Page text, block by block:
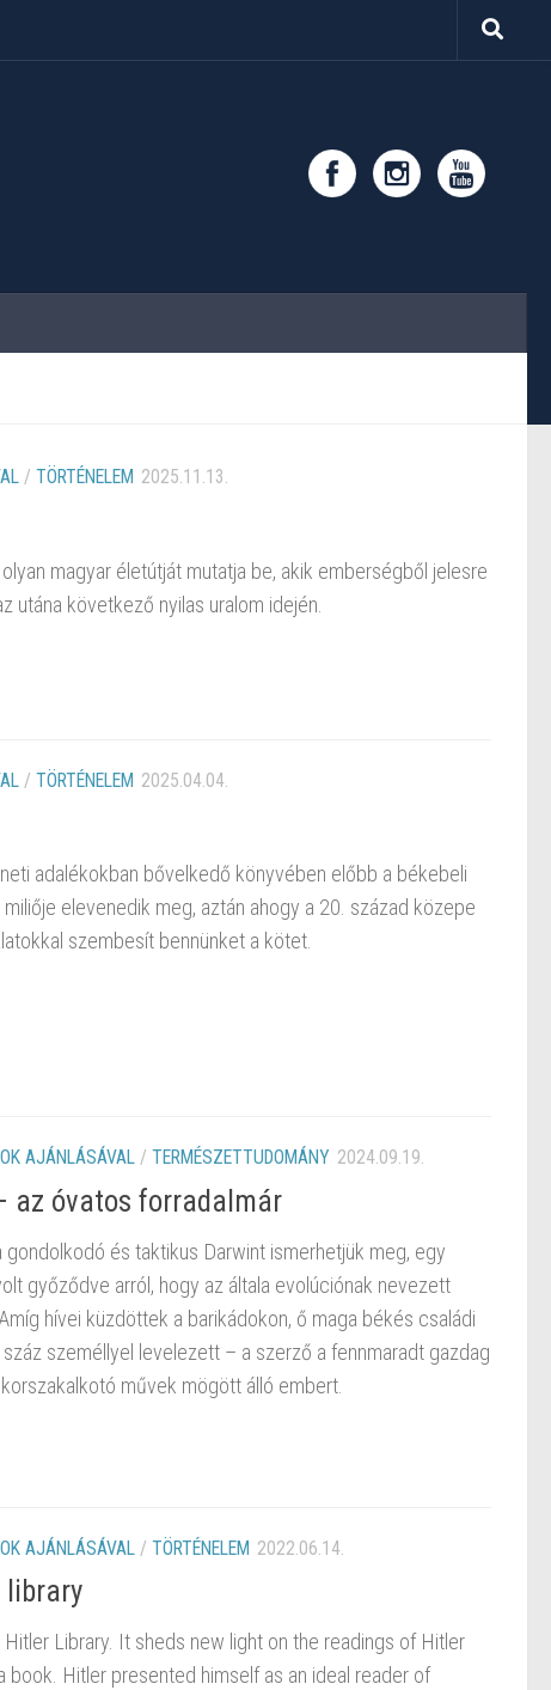
/ TÖRTÉNELEM 2025.11.13.
magyar életútját mutatja be, akik emberségből jelesre
utána következő nyilas uralom idején.
/ TÖRTÉNELEM 2025.04.04.
adalékokban bővelkedő könyvében előbb a békebeli
elevenedik meg, aztán ahogy a 20. század közepe
szembesít bennünket a kötet.
AJÁNLÁSÁVAL / TERMÉSZETTUDOMÁNY 2024.09.19.
az óvatos forradalmár
és taktikus Darwint ismerhetjük meg, egy
győződve arról, hogy az általa evolúciónak nevezett
hívei küzdöttek a barikádokon, ő maga békés családi
személlyel levelezett – a szerző a fennmaradt gazdag
művek mögött álló embert.
AJÁNLÁSÁVAL / TÖRTÉNELEM 2022.06.14.
library
Library. It sheds new light on the readings of Hitler
book. Hitler presented himself as an ideal reader of